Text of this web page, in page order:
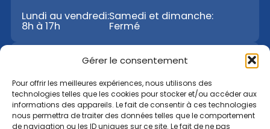
Gérer le consentement
Pour offrir les meilleures expériences, nous utilisons des
technologies telles que les cookies pour stocker et/ou accéder aux
informations des appareils. Le fait de consentir à ces technologies
nous permettra de traiter des données telles que le comportement
de navigation ou les ID uniques sur ce site. Le fait de ne pas
Lundi au vendredi:
8h à 17h
Samedi et dimanche:
Fermé
Lundi au vendredi:
8h à 17h
Samedi:
9h à 12h
Dimanche:
Fermé
PIÈCES